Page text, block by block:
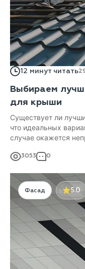
12 минут читать
Выбираем
для крыши
Существует ли
что идеальных
случае окажется
здания, крышу
3053 0
Фасад 5.0